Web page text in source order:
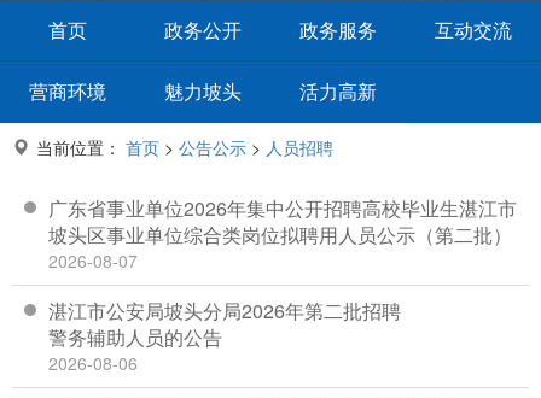
首页 政务公开 政务服务 互动交流
营商环境 魅力坡头 活力高新
当前位置： 首页 > 公告公示 > 人员招聘
广东省事业单位2026年集中公开招聘高校毕业生湛江市
坡头区事业单位综合类岗位拟聘用人员公示（第二批）
2026-08-07
湛江市公安局坡头分局2026年第二批招聘
警务辅助人员的公告
2026-08-06